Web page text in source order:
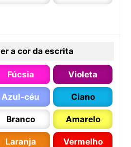
a cor da escrita
Fúcsia Violeta
Azul-céu Ciano
Branco Amarelo
Laranja Vermelho